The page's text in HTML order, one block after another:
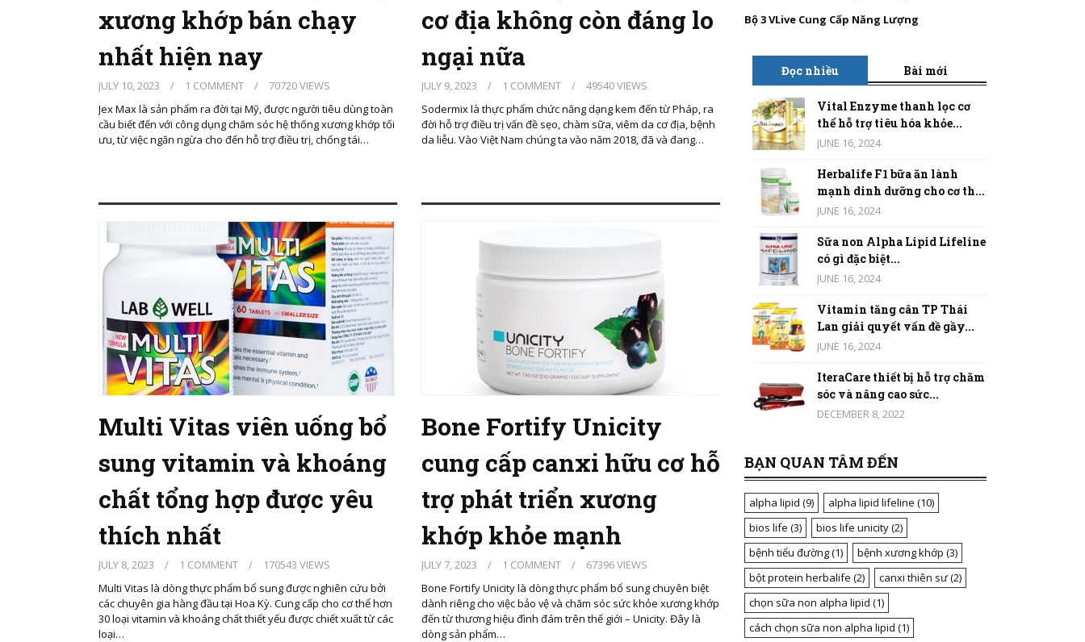
xương khớp bán chạy
nhất hiện nay
JULY 10, 2023 / 1 COMMENT /
70720 VIEWS
Jex Max là sản phẩm ra đời tại Mỹ, được người tiêu dùng toàn
cầu biết đến với công dụng chăm sóc hệ thống xương khớp tối
ưu, từ việc ngăn ngừa cho đến hỗ trợ điều trị, chống tái…
cơ địa không còn đáng lo
ngại nữa
JULY 9, 2023 / 1 COMMENT /
49540 VIEWS
Sodermix là thực phẩm chức năng dạng kem đến từ Pháp, ra
đời hỗ trợ điều trị vấn đề sẹo, chàm sữa, viêm da cơ địa, bệnh
da liễu. Vào Việt Nam chúng ta vào năm 2018, đã và đang…
Multi Vitas viên uống bổ
sung vitamin và khoáng
chất tổng hợp được yêu
thích nhất
JULY 8, 2023 / 1 COMMENT /
170543 VIEWS
Multi Vitas là dòng thực phẩm bổ sung được nghiên cứu bởi
các chuyên gia hàng đầu tại Hoa Kỳ. Cung cấp cho cơ thể hơn
30 loại vitamin và khoáng chất thiết yếu được chiết xuất từ các
loại…
Bone Fortify Unicity
cung cấp canxi hữu cơ hỗ
trợ phát triển xương
khớp khỏe mạnh
JULY 7, 2023 / 1 COMMENT /
67396 VIEWS
Bone Fortify Unicity là dòng thực phẩm bổ sung chuyên biệt
dành riêng cho việc bảo vệ và chăm sóc sức khỏe xương khớp
đến từ thương hiệu đình đám trên thế giới – Unicity. Đây là
dòng sản phẩm…
Bộ 3 VLive Cung Cấp Năng Lượng
Đọc nhiều Bài mới
Vital Enzyme thanh lọc cơ
thể hỗ trợ tiêu hóa khỏe...
JUNE 16, 2024
Herbalife F1 bữa ăn lành
mạnh dinh dưỡng cho cơ th...
JUNE 16, 2024
Sữa non Alpha Lipid Lifeline
có gì đặc biệt...
JUNE 16, 2024
Vitamin tăng cân TP Thái
Lan giải quyết vấn đề gầy...
JUNE 16, 2024
IteraCare thiết bị hỗ trợ chăm
sóc và nâng cao sức...
DECEMBER 8, 2022
BẠN QUAN TÂM ĐẾN
alpha lipid (9) alpha lipid lifeline (10)
bios life (3) bios life unicity(2)
bệnh tiểu đường(1) bệnh xương khớp (3)
bột protein herbalife (2) canxi thiên sư(2)
chọn sữa non alpha lipid (1)
cách chọn sữa non alpha lipid (1)